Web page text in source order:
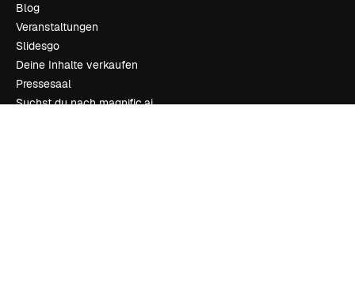
Blog
Veranstaltungen
Slidesgo
Deine Inhalte verkaufen
Pressesaal
Suchst du nach magnific.ai